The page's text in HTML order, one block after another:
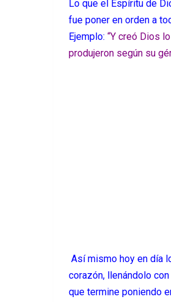
Lo que el Espíritu de
fue poner en orden a
Ejemplo: “Y creó Dios
produjeron según su
Así mismo hoy en día
corazón, llenándolo
que termine poniendo